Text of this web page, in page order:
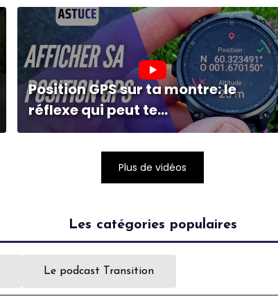
Position GPS sur ta montre: le
réflexe qui peut te...
Plus de vidéos
Les catégories populaires
Le podcast Transition